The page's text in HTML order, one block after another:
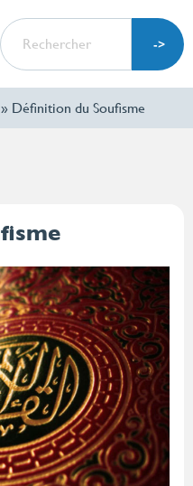
RECHERCHER
Définition du Soufisme